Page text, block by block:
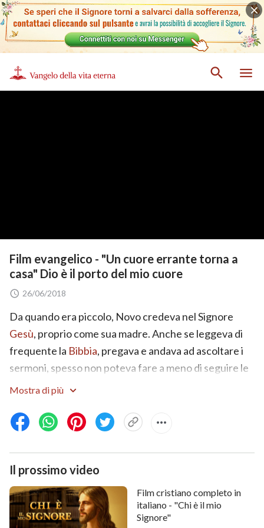
Film evangelico - "Un cuore errante torna a
casa" Dio è il porto del mio cuore
26/06/2018
Da quando era piccolo, Novo credeva nel Signore
Gesù, proprio come sua madre. Anche se leggeva di
frequente la Bibbia, pregava e andava ad ascoltare i
sermoni, spesso non poteva fare a meno di seguire le
tendenze malvagie del mondo, desiderare i godimenti
la decisione di liberarsi da quella vita, che era tutta un
muoversi in circolo tra peccato e confessione,
confessione e peccato. Tuttavia, non ci riuscì mai. In
seguito, mentre Novo stava lavorando a Taiwan, sentì
ilVangelodel regno e, ascoltando le parole di Dio
Onnipotente, giunse alla conclusione che Dio
Onnipotente è il ritorno del Signore Gesù e che la Sua
Mostra di più
Il prossimo video
Film cristiano completo in
italiano - "Chi è il mio
Signore"